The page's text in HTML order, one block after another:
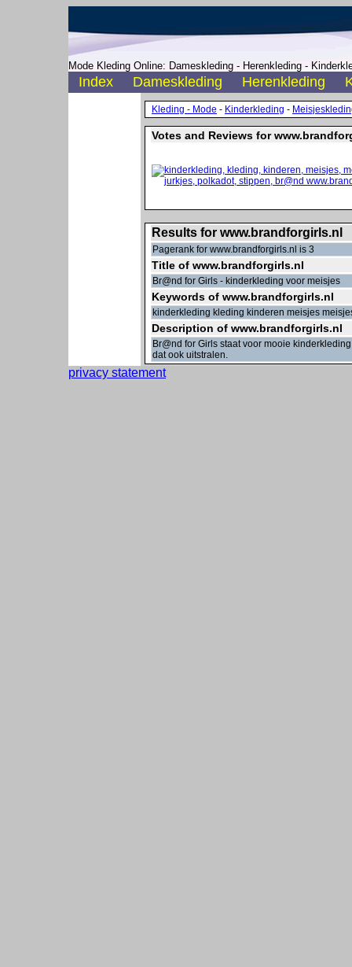
Mode Kleding Online: Dameskleding - Herenkleding -
Index Dameskleding Herenkleding
Kleding - Mode - Kinderkleding -
Votes and Reviews for
Results for www.brandforgirls.nl
Pagerank for www.brandforgirls.nl is 3
Title of www.brandforgirls.nl
Br@nd for Girls - kinderkleding voor meisjes
Keywords of www.brandforgirls.nl
kinderkleding kleding kinderen meisjes
Description of www.brandforgirls.nl
Br@nd for Girls staat voor mooie
dat ook uitstralen.
privacy statement